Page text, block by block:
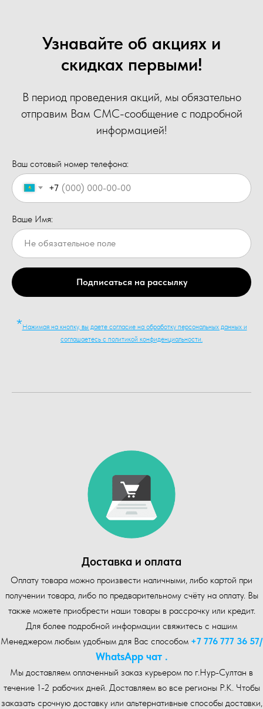
Узнавайте об акциях и
скидках первыми!
В период проведения акций, мы обязательно
отправим Вам СМС-сообщение с подробной
информацией!
Ваш сотовый номер телефона:
+7
Ваше Имя:
Подписаться на рассылку
*Нажимая на кнопку, вы даете согласие на обработку персональных данных и
соглашаетесь c политикой конфиденциальности.
Доставка и оплата
Оплату товара можно произвести наличными, либо картой при
получении товара, либо по предварительному счёту на оплату. Вы
также можете приобрести наши товары в рассрочку или кредит.
Для более подробной информации свяжитесь с нашим
Менеджером любым удобным для Вас способом +7 776 777 36 57/
WhatsA pp чат .
Мы доставляем оплаченный заказ курьером по г.Нур-Cултан в
течение 1-2 рабочих дней. Доставляем во все регионы Р.К. Чтобы
заказать срочную доставку или альтернативные способы доставки,